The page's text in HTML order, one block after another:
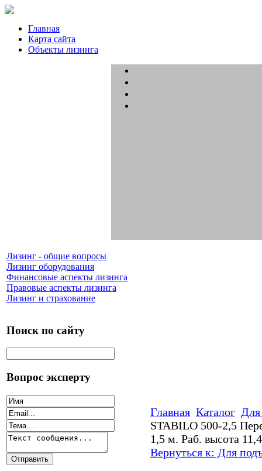
Главная
Карта сайта
Объекты лизинга
Лизинг - общие вопросы
Лизинг оборудования
Финансовые аспекты лизинга
Правовые аспекты лизинга
Лизинг и страхование
Поиск по сайту
Вопрос эксперту
Главная Каталог
STABILO 500-2,5
1,5 м. Раб. высота
Вернуться к: Для